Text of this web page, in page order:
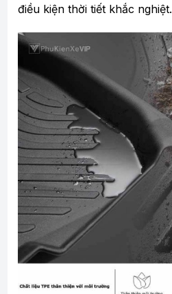
điều kiện thời tiết khắc nghiệt.